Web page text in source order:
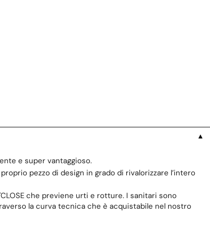
▼
e super vantaggioso.
pezzo di design in grado di rivalorizzare l’intero
che previene urti e rotture. I sanitari sono
la curva tecnica che è acquistabile nel nostro